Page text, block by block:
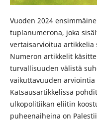
Vuoden 2024
tuplanumerona, joka
vertaisarvioitua artikkelia
Numeron artikkelit
turvallisuuden välistä
vaikuttavuuden arviointia
Katsausartikkelissa
ulkopolitiikan eliitin
puheenaiheina on